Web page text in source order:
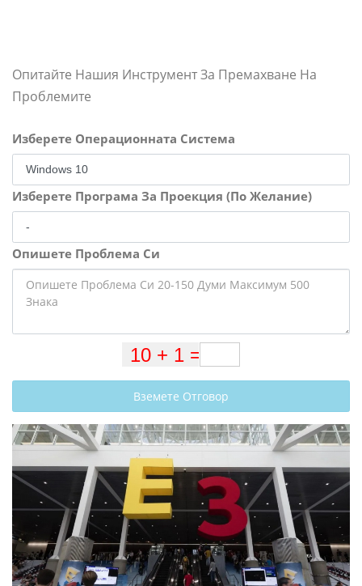
Опитайте Нашия Инструмент За Премахване На
Проблемите
Изберете Операционната Система
Изберете Програма За Проекция (По Желание)
Опишете Проблема Си
Вземете Отговор